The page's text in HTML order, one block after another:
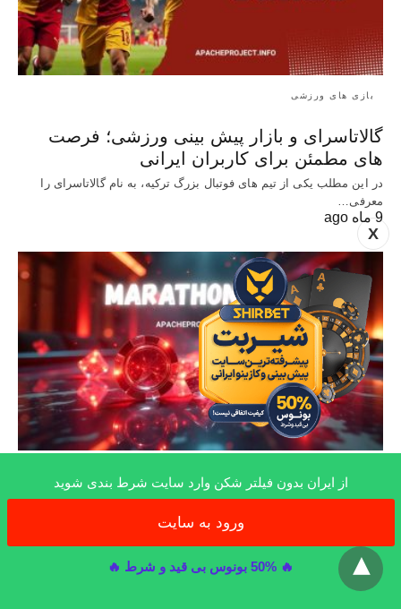
X
بازی های ورزشی
گالاتاسرای و بازار پیش‌ بینی ورزشی؛ فرصت‌
های مطمئن برای کاربران ایرانی
در این مطلب یکی از تیم های فوتبال بزرگ ترکیه، به نام گالاتاسرای را
معرفی…
9 ماه ago
سایت Marathonbet (ماراتن بت) آموزش ثبت
نام و بررسی شرایط برداشت سود
سایت شرط بندی خارجی marathonbet یا همان ماراتن بت یکی از پلتفرم
های مورد اعتماد…
از ایران بدون فیلتر شکن وارد سایت شرط بندی شوید
ورود به سایت
🔥 50% بونوس بی قید و شرط 🔥